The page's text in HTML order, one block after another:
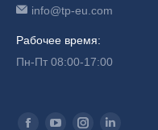
info@tp-eu.com
Рабочее время:
Пн-Пт 08:00-17:00
Find us on: